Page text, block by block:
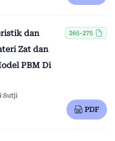
dan
Zat dan
PBM Di
265-275
Sutji
PDF